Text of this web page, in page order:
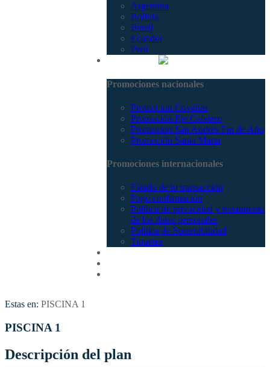
Argentina
Bolivia
Brasil
Ecuador
Perú
Promociones nacionales
Promocion Coveñas
Promoción Eje Cafetero
Promoción San Andrés Fin de Año
Promoción Santa Marta
Promociones internacionales
Estado de tu transacción
Pago confirmación
Política de privacidad y tratamiento
de los datos personales
Política de Sostenibilidad
Tiquetes
Estas en: PISCINA 1
PISCINA 1
Descripción del plan